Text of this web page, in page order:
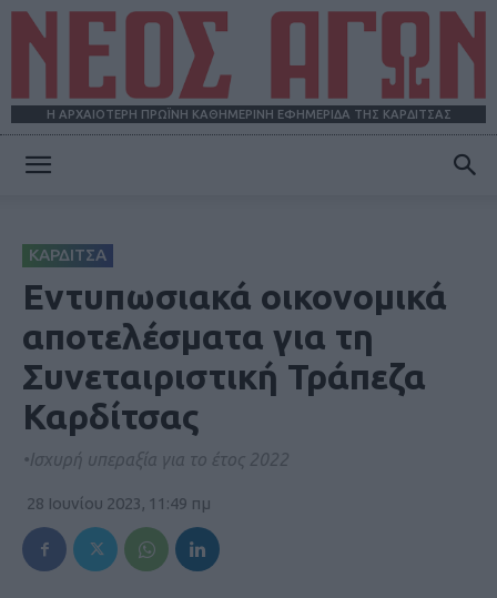
Η ΑΡΧΑΙΟΤΕΡΗ ΠΡΩΪΝΗ ΚΑΘΗΜΕΡΙΝΗ ΕΦΗΜΕΡΙΔΑ ΤΗΣ ΚΑΡΔΙΤΣΑΣ
ΚΑΡΔΙΤΣΑ
Εντυπωσιακά οικονομικά
αποτελέσματα για τη
Συνεταιριστική Τράπεζα
Καρδίτσας
•Ισχυρή υπεραξία για το έτος 2022
28 Ιουνίου 2023, 11:49 πμ